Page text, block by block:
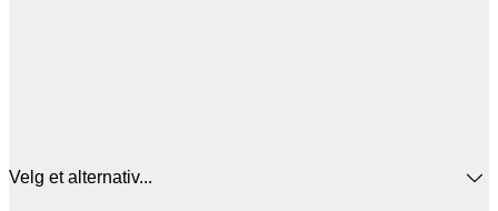
Velg et alternativ...